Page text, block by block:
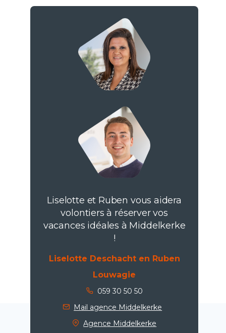
Liselotte et Ruben vous aidera
volontiers à réserver vos
vacances idéales à Middelkerke
!
Liselotte Deschacht en Ruben
Louwagie
059 30 50 50
Mail agence Middelkerke
Agence Middelkerke